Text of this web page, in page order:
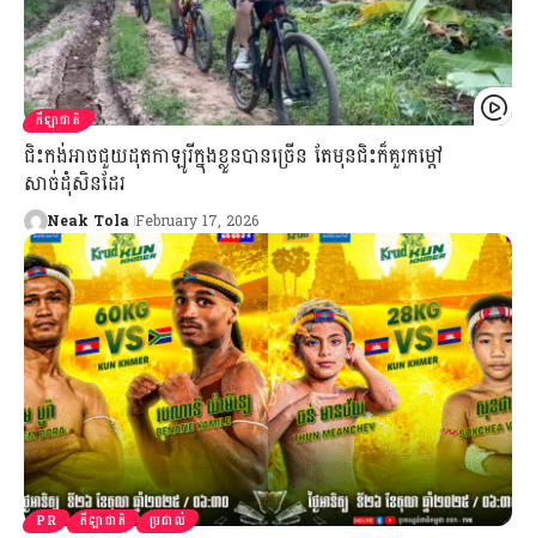
កីឡាជាតិ
ជិះកង់អាចជួយដុតកាឡូរីក្នុងខ្លួនបានច្រើន តែមុនជិះក៏គួរកម្ដៅ
សាច់ដុំសិនដែរ
Neak Tola February 17, 2026
PR កីឡាជាតិ ប្រដាល់